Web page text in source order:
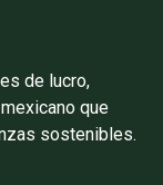
de lucro,
que
sostenibles.